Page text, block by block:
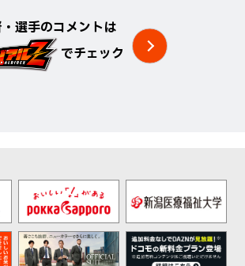
選手のコメントは
でチェック